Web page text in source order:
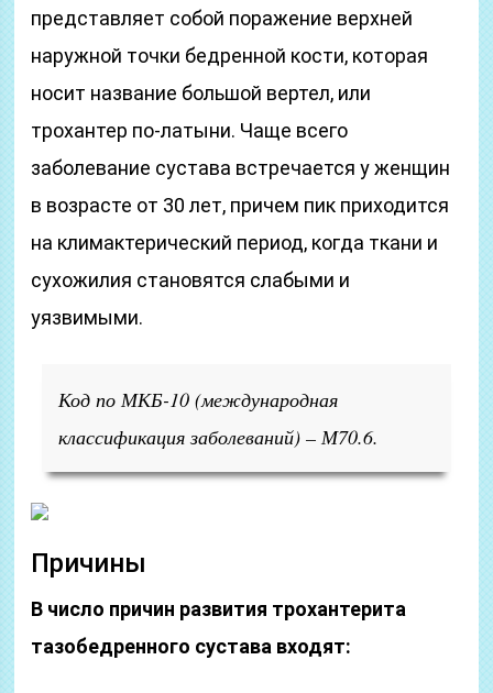
представляет собой поражение верхней
наружной точки бедренной кости, которая
носит название большой вертел, или
трохантер по-латыни. Чаще всего
заболевание сустава встречается у женщин
в возрасте от 30 лет, причем пик приходится
на климактерический период, когда ткани и
сухожилия становятся слабыми и
уязвимыми.
Код по МКБ-10 (международная
классификация заболеваний) – М70.6.
Причины
В число причин развития трохантерита
тазобедренного сустава входят: